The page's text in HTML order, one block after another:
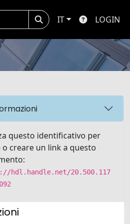
IT LOGIN
questo identificativo per
o creare un link a questo
hdl.handle.net/20.500.117